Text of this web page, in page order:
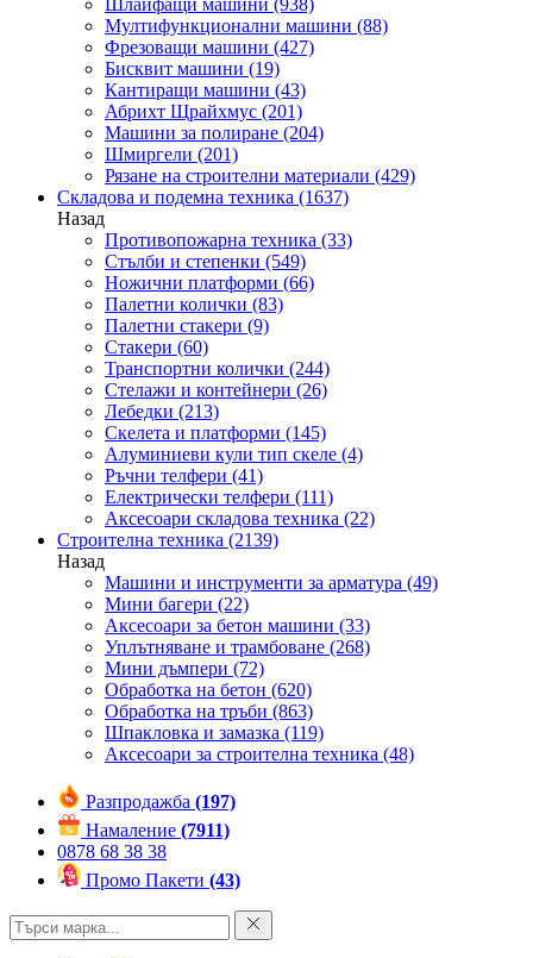
Шлайфащи машини (938)
Мултифункционални машини (88)
Фрезоващи машини (427)
Бисквит машини (19)
Кантиращи машини (43)
Абрихт Щрайхмус (201)
Машини за полиране (204)
Шмиргели (201)
Рязане на строителни материали (429)
Складова и подемна техника (1637)
Назад
Противопожарна техника (33)
Стълби и степенки (549)
Ножични платформи (66)
Палетни колички (83)
Палетни стакери (9)
Стакери (60)
Транспортни колички (244)
Стелажи и контейнери (26)
Лебедки (213)
Скелета и платформи (145)
Алуминиеви кули тип скеле (4)
Ръчни телфери (41)
Електрически телфери (111)
Аксесоари складова техника (22)
Строителна техника (2139)
Назад
Машини и инструменти за арматура (49)
Мини багери (22)
Аксесоари за бетон машини (33)
Уплътняване и трамбоване (268)
Мини дъмпери (72)
Обработка на бетон (620)
Обработка на тръби (863)
Шпакловка и замазка (119)
Аксесоари за строителна техника (48)
Разпродажба (197)
Намаление (7911)
0878 68 38 38
Промо Пакети (43)